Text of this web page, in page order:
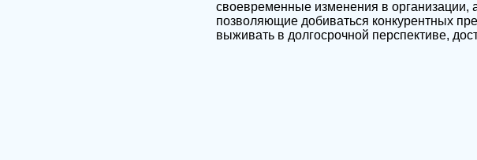
своевременные изменения в
позволяющие добиваться конкурентных
выживать в долгосрочной перспективе,